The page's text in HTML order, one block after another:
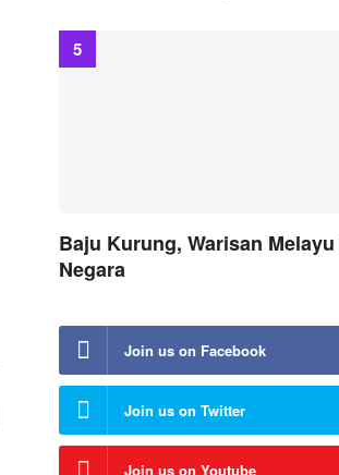
Baju Kurung, Warisan
Negara
Join us on Facebook
Join us on Twitter
Join us on Youtube